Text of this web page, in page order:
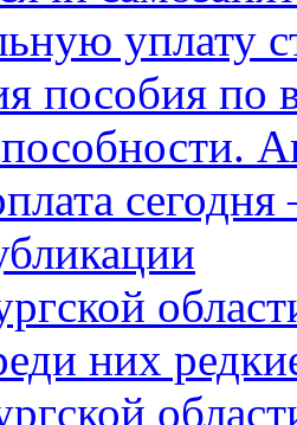
уплату
пособия по
них